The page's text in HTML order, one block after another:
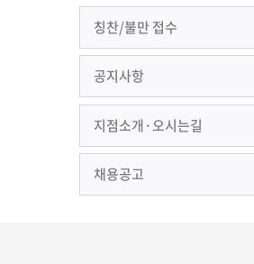
칭찬/불만 접수
공지사항
지점소개·오시는길
채용공고